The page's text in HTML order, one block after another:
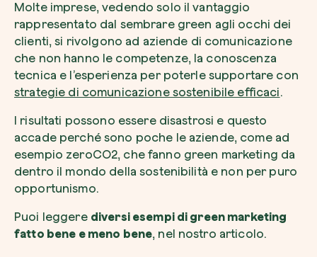
Molte imprese, vedendo solo il vantaggio
rappresentato dal sembrare green agli occhi dei
clienti, si rivolgono ad aziende di comunicazione
che non hanno le competenze, la conoscenza
tecnica e l’esperienza per poterle supportare con
strategie di comunicazione sostenibile efficaci.
I risultati possono essere disastrosi e questo
accade perché sono poche le aziende, come ad
esempio zeroCO2, che fanno green marketing da
dentro il mondo della sostenibilità e non per puro
opportunismo.
Puoi leggere diversi esempi di green marketing
fatto bene e meno bene, nel nostro articolo.